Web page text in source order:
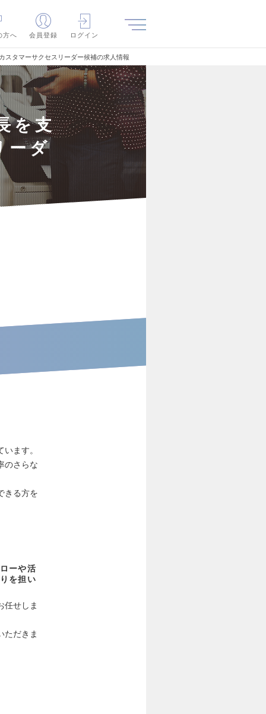
方へ 会員登録 ログイン
スタマーサクセスリーダー候補の求人情報
を支
ーダ
ます。
のさらな
きる方を
ーや活
を担い
任せしま
ただきま